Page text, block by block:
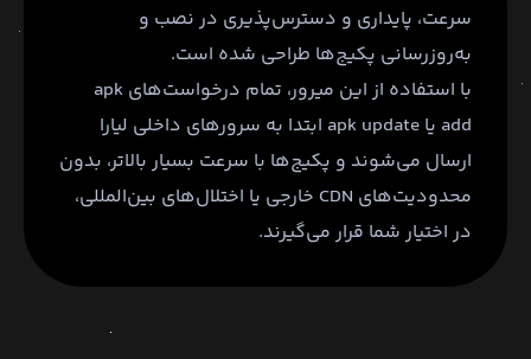
سرعت، پایداری و دسترس‌پذیری در نصب و
با استفاده از این میرور، تمام درخواست‌های apk
add یا apk update ابتدا به سرورهای داخلی لیارا
ارسال می‌شوند و پکیج‌ها با سرعت بسیار بالاتر، بدون
محدودیت‌های CDN خارجی یا اختلال‌های بین‌المللی،
در اختیار شما قرار می‌گیرند.